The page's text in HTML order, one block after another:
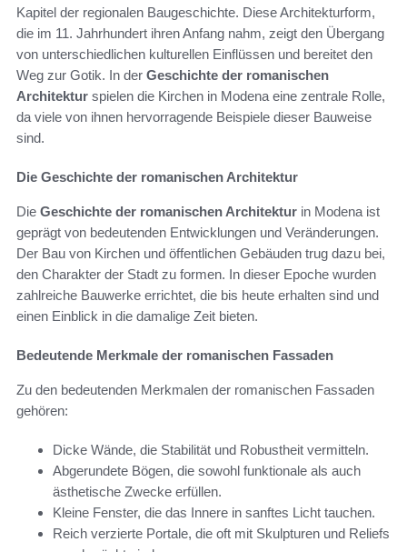
Kapitel der regionalen Baugeschichte. Diese Architekturform,
die im 11. Jahrhundert ihren Anfang nahm, zeigt den Übergang
von unterschiedlichen kulturellen Einflüssen und bereitet den
Weg zur Gotik. In der Geschichte der romanischen
Architektur spielen die Kirchen in Modena eine zentrale Rolle,
da viele von ihnen hervorragende Beispiele dieser Bauweise
sind.
Die Geschichte der romanischen Architektur
Die Geschichte der romanischen Architektur in Modena ist
geprägt von bedeutenden Entwicklungen und Veränderungen.
Der Bau von Kirchen und öffentlichen Gebäuden trug dazu bei,
den Charakter der Stadt zu formen. In dieser Epoche wurden
zahlreiche Bauwerke errichtet, die bis heute erhalten sind und
einen Einblick in die damalige Zeit bieten.
Bedeutende Merkmale der romanischen Fassaden
Zu den bedeutenden Merkmalen der romanischen Fassaden
gehören:
Dicke Wände, die Stabilität und Robustheit vermitteln.
Abgerundete Bögen, die sowohl funktionale als auch
ästhetische Zwecke erfüllen.
Kleine Fenster, die das Innere in sanftes Licht tauchen.
Reich verzierte Portale, die oft mit Skulpturen und Reliefs